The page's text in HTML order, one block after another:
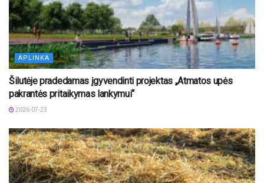
APLINKA
Šilutėje pradedamas įgyvendinti projektas „Atmatos upės
pakrantės pritaikymas lankymui“
2026-07-23